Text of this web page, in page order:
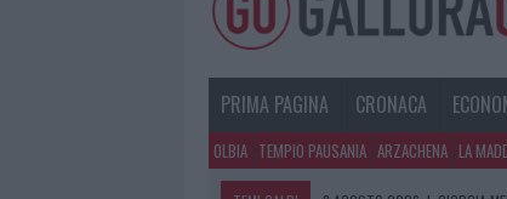
PRIMA PAGINA CRONACA
OLBIA TEMPIO PAUSANIA ARZACHENA LA